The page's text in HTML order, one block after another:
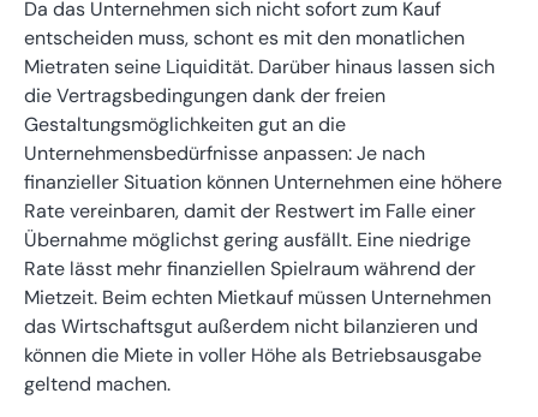
Da das Unternehmen sich nicht sofort zum Kauf
entscheiden muss, schont es mit den monatlichen
Mietraten seine Liquidität. Darüber hinaus lassen sich
die Vertragsbedingungen dank der freien
Gestaltungsmöglichkeiten gut an die
Unternehmensbedürfnisse anpassen: Je nach
finanzieller Situation können Unternehmen eine höhere
Rate vereinbaren, damit der Restwert im Falle einer
Übernahme möglichst gering ausfällt. Eine niedrige
Rate lässt mehr finanziellen Spielraum während der
Mietzeit. Beim echten Mietkauf müssen Unternehmen
das Wirtschaftsgut außerdem nicht bilanzieren und
können die Miete in voller Höhe als Betriebsausgabe
geltend machen.